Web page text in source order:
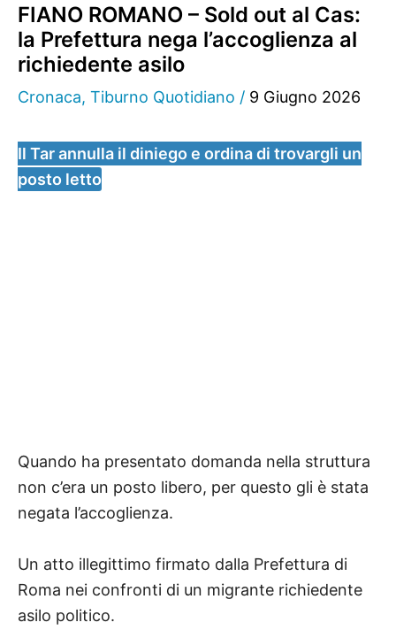
FIANO ROMANO – Sold out al Cas:
la Prefettura nega l’accoglienza al
richiedente asilo
Cronaca, Tiburno Quotidiano / 9 Giugno 2026
Il Tar annulla il diniego e ordina di trovargli un
posto letto
Quando ha presentato domanda nella struttura
non c’era un posto libero, per questo gli è stata
negata l’accoglienza.
Un atto illegittimo firmato dalla Prefettura di
Roma nei confronti di un migrante richiedente
asilo politico.